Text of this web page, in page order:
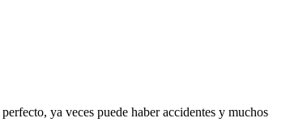
ya veces puede haber accidentes y muchos